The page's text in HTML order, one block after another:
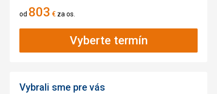
od 803 € za os.
Vyberte termín
Vybrali sme pre vás